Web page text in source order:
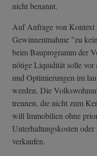
nicht benannt.
Auf Anfrage von Kontext
Gewinnentnahme "zu
beim Bauprogramm der
nötige Liquidität solle vor
und Optimierungen im
werden. Die
trennen, die nicht zum
will Immobilien ohne
Unterhaltungskosten
verkaufen.